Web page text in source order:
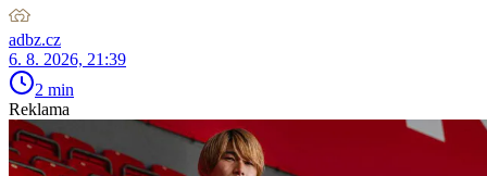
adbz.cz
6. 8. 2026, 21:39
2 min
Reklama